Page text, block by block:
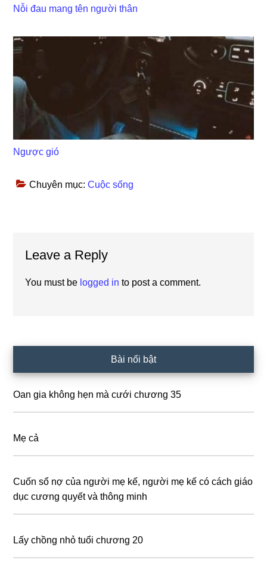
Nỗi đau mang tên người thân
Ngược gió
Chuyên mục:Cuộc sống
Interactions
Leave a Reply
You must be logged in to post a comment.
Sidebar
Bài nổi bật
Oan gia không hẹn mà cưới chương 35
Mẹ cả
Cuốn sổ nợ của người mẹ kế, người mẹ kế có cách giáo
dục cương quyết và thông minh
Lấy chồng nhỏ tuổi chương 20